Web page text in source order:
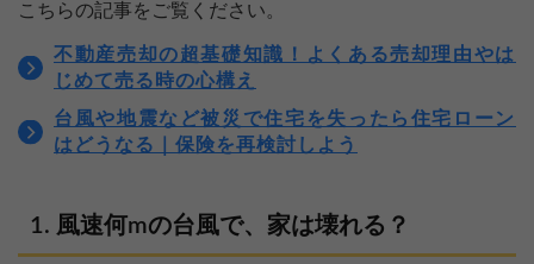
こちらの記事をご覧ください。
不動産売却の超基礎知識！よくある売却理由やは
じめて売る時の心構え
台風や地震など被災で住宅を失ったら住宅ローン
はどうなる｜保険を再検討しよう
風速何mの台風で、家は壊れる？